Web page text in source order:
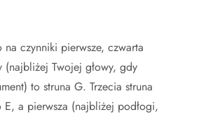
na czynniki pierwsze, czwarta
(najbliżej Twojej głowy, gdy
to struna G. Trzecia struna
a pierwsza (najbliżej podłogi,